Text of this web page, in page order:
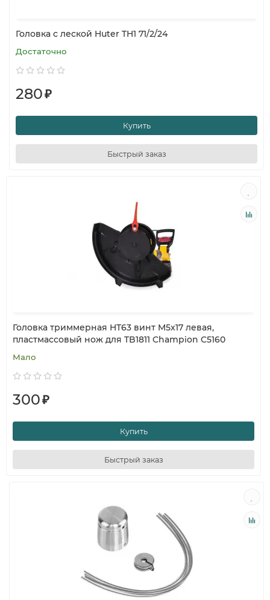
Головка с леской Huter TH1 71/2/24
Достаточно
280₽
Купить
Быстрый заказ
Головка триммерная HT63 винт M5x17 левая,
пластмассовый нож для TB1811 Champion C5160
Мало
300₽
Купить
Быстрый заказ